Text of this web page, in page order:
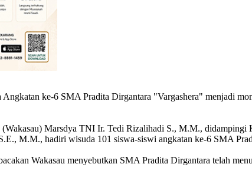
Angkatan ke-6 SMA Pradita Dirgantara "Vargashera" menjadi
Marsdya TNI Ir. Tedi Rizalihadi S., M.M.,
M.M., hadiri wisuda 101 siswa-siswi angkatan ke-6 SMA
Wakasau menyebutkan SMA Pradita Dirgantara telah